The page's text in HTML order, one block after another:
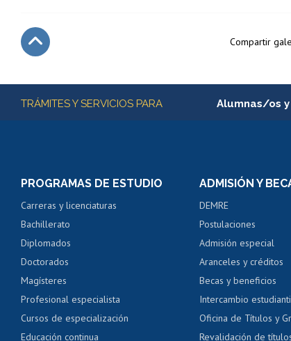
Compartir
Más información
TRÁMITES Y SERVICIOS PARA Alumnas/os
Servicio médico y
Pago de arancel
Pago de arancel
Certificado de
Mi Uchile
PROGRAMAS DE ESTUDIO
Carreras y licenciaturas
Bachillerato
Diplomados
Doctorados
Magísteres
Profesional especialista
Cursos de especialización
Educación continua
ADMISIÓN Y
DEMRE
Postulaciones
Admisión especial
Aranceles y créditos
Becas y beneficios
Intercambio
Oficina de Títulos y
Revalidación de